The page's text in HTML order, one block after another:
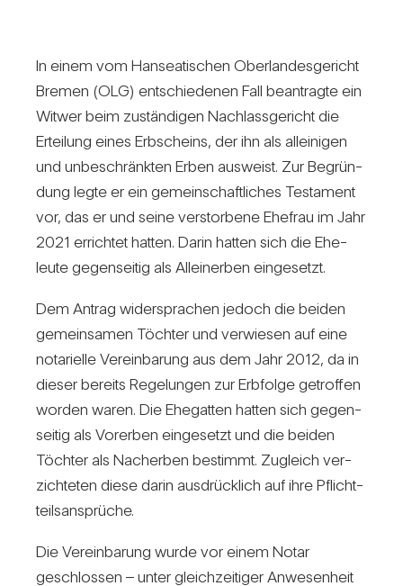
In einem vom Han­sea­ti­schen Ober­lan­des­ge­richt
Bremen (OLG) ent­schie­denen Fall bean­tragte ein
Witwer beim zustän­digen Nach­lass­ge­richt die
Ertei­lung eines Erb­scheins, der ihn als allei­nigen
und unbe­schränkten Erben aus­weist. Zur Begrün­
dung legte er ein gemein­schaft­li­ches Tes­ta­ment
vor, das er und seine ver­stor­bene Ehe­frau im Jahr
2021 errichtet hatten. Darin hatten sich die Ehe­
leute gegen­seitig als Allein­erben ein­ge­setzt.
Dem Antrag wider­spra­chen jedoch die beiden
gemein­samen Töchter und ver­wiesen auf eine
nota­ri­elle Ver­ein­ba­rung aus dem Jahr 2012, da in
dieser bereits Rege­lungen zur Erb­folge getroffen
worden waren. Die Ehe­gatten hatten sich gegen­
seitig als Vor­erben ein­ge­setzt und die beiden
Töchter als Nach­erben bestimmt. Zugleich ver­
zich­teten diese darin aus­drück­lich auf ihre Pflicht­
teils­an­sprüche.
Die Ver­ein­ba­rung wurde vor einem Notar
geschlossen – unter gleich­zei­tiger Anwe­sen­heit